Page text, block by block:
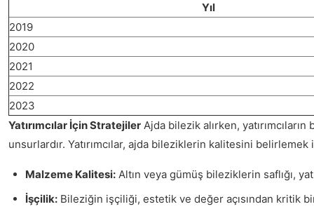
Yıl
2019
2020
2021
2022
2023
Yatırımcılar İçin Stratejiler Ajda bilezik alırken,
unsurlardır. Yatırımcılar, ajda bileziklerin kalitesini
Malzeme Kalitesi: Altın veya gümüş bileziklerin saflığı,
İşçilik: Bileziğin işçiliği, estetik ve değer açısından kritik